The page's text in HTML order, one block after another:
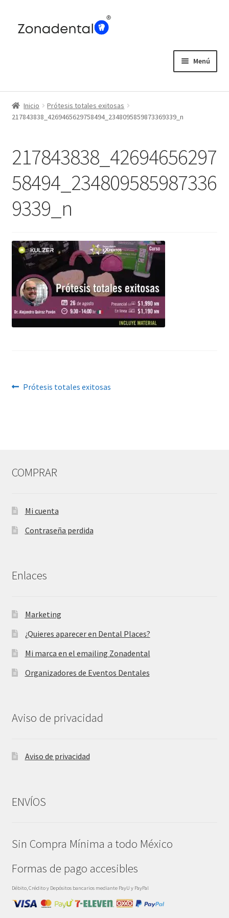
Menú
Blog
Inicio
Prótesis totales exitosas
217843838_4269465629758494_2348095859873369339_n
217843838_42694656297
58494_234809585987336
9339_n
Navegación
Anterior:
Prótesis totales exitosas
COMPRAR
Mi cuenta
Contraseña perdida
Enlaces
Marketing
¿Quieres aparecer en Dental Places?
Mi marca en el emailing Zonadental
Organizadores de Eventos Dentales
Aviso de privacidad
Aviso de privacidad
ENVÍOS
Sin Compra Mínima a todo México
Formas de pago accesibles
Débito, Crédito y Depósitos bancarios mediante PayU y PayPal